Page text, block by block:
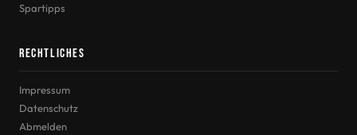
Spartipps
Rechtliches
Impressum
Datenschutz
Abmelden